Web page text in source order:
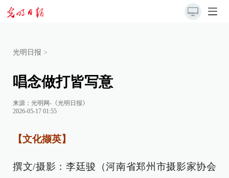
光明日报 >
唱念做打皆写意
来源： 光明网-《光明日报》
2026-05-17 01:55
【文化撷英】
撰文/摄影：李廷骏（河南省郑州市摄影家协会